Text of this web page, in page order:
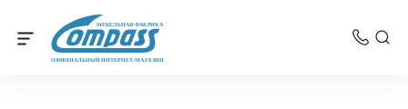
МЕБЕЛЬНАЯ ФАБРИКА
ОФИЦИАЛЬНЫЙ ИНТЕРНЕТ-МАГАЗИН